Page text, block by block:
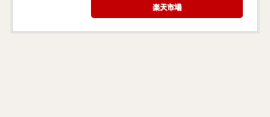
楽天市場